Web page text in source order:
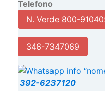
N. Verde 800-
346-7347069
392-6237120